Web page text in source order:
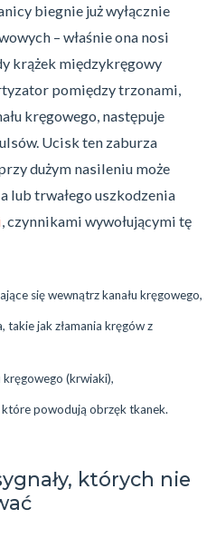
biegnie już wyłącznie
– właśnie ona nosi
krążek międzykręgowy
pomiędzy trzonami,
kręgowego, następuje
Ucisk ten zaburza
dużym nasileniu może
lub trwałego uszkodzenia
, czynnikami wywołującymi tę
się wewnątrz kanału kręgowego,
takie jak złamania kręgów z
(krwiaki),
powodują obrzęk tkanek.
których nie